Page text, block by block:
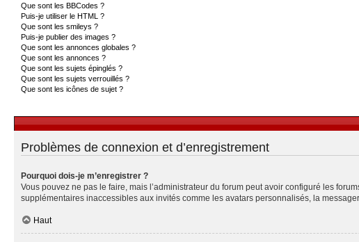
Que sont les BBCodes ?
Puis-je utiliser le HTML ?
Que sont les smileys ?
Puis-je publier des images ?
Que sont les annonces globales ?
Que sont les annonces ?
Que sont les sujets épinglés ?
Que sont les sujets verrouillés ?
Que sont les icônes de sujet ?
Problèmes de connexion et d’enregistrement
Pourquoi dois-je m’enregistrer ?
Vous pouvez ne pas le faire, mais l’administrateur du forum peut avoir configuré les
supplémentaires inaccessibles aux invités comme les avatars personnalisés, la
Haut